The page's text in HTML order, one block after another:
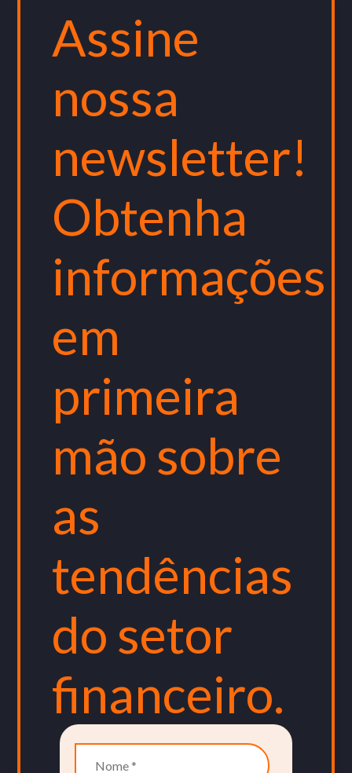
Assine
nossa
newsletter!
Obtenha
informações
em
primeira
mão sobre
as
tendências
do setor
financeiro.